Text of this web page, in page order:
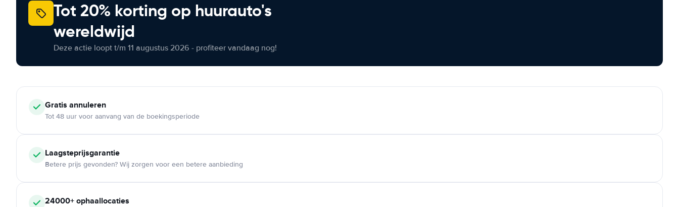
Tot 20% korting op huurauto's
wereldwijd
Deze actie loopt t/m 11 augustus 2026 - profiteer vandaag nog!
Gratis annuleren
Tot 48 uur voor aanvang van de boekingsperiode
Laagsteprijsgarantie
Betere prijs gevonden? Wij zorgen voor een betere aanbieding
24000+ ophaallocaties